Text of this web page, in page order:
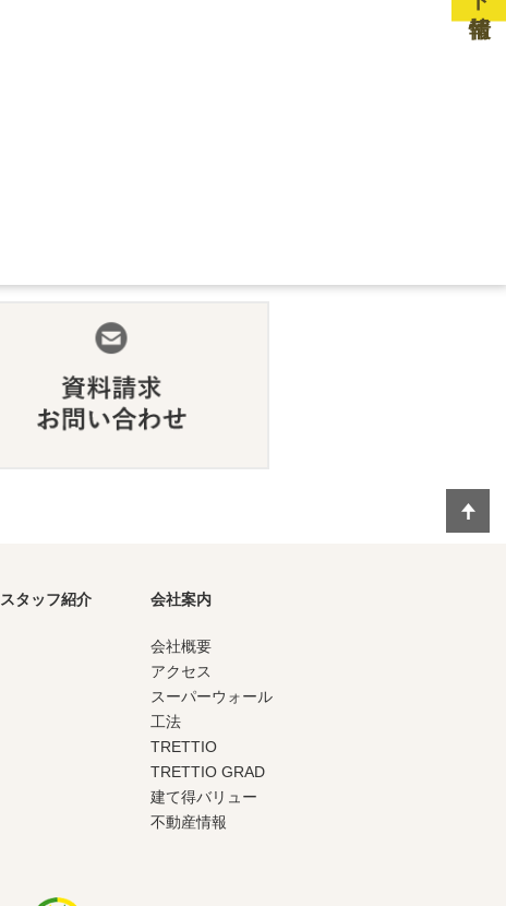
スタッフ紹介 会社案内
会社概要
アクセス
スーパーウォール
工法
TRETTIO
TRETTIO GRAD
建て得バリュー
不動産情報